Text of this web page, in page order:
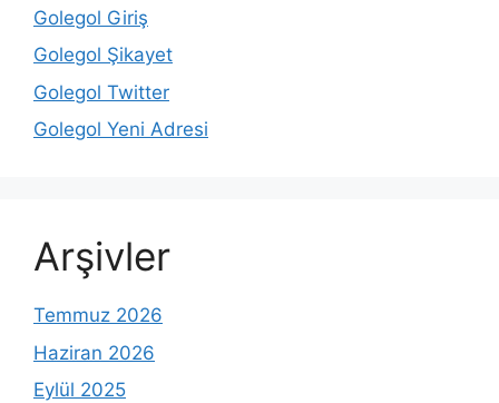
Golegol Giriş
Golegol Şikayet
Golegol Twitter
Golegol Yeni Adresi
Arşivler
Temmuz 2026
Haziran 2026
Eylül 2025